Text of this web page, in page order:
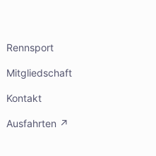
Rennsport
Mitgliedschaft
Kontakt
Ausfahrten ↗